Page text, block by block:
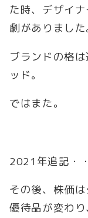
た時、デザイ
劇がありました
ブランドの格
ッド。
ではまた。
2021年追記・・
その後、株価
優待品が変わ